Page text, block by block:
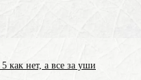
как нет, а все за уши